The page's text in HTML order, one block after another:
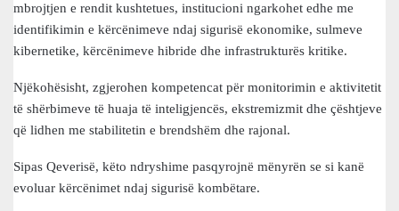
mbrojtjen e rendit kushtetues, institucioni ngarkohet edhe me
identifikimin e kërcënimeve ndaj sigurisë ekonomike, sulmeve
kibernetike, kërcënimeve hibride dhe infrastrukturës kritike.
Njëkohësisht, zgjerohen kompetencat për monitorimin e aktivitetit
të shërbimeve të huaja të inteligjencës, ekstremizmit dhe çështjeve
që lidhen me stabilitetin e brendshëm dhe rajonal.
Sipas Qeverisë, këto ndryshime pasqyrojnë mënyrën se si kanë
evoluar kërcënimet ndaj sigurisë kombëtare.